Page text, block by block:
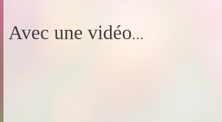
Avec une vidéo...